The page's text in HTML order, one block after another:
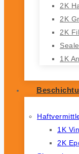
2K
2K
2K
1K
1K
2K